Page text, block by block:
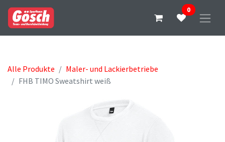
0
Alle Produkte
Maler- und Lackierbetriebe
FHB TIMO Sweatshirt weiß